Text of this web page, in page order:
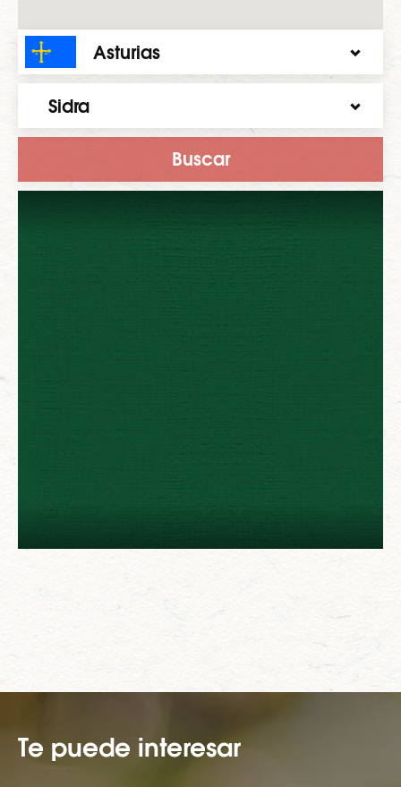
Asturias
Sidra
Buscar
Te puede interesar